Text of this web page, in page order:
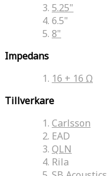
5.25"
6.5"
8"
Impedans
16 + 16 Ω
Tillverkare
Carlsson
EAD
QLN
Rila